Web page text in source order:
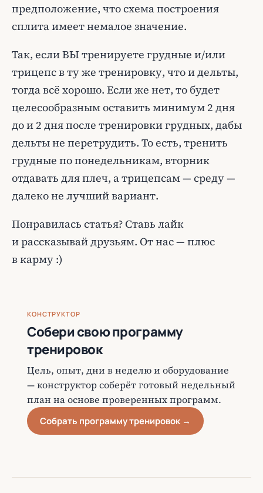
предположение, что схема построения
сплита имеет немалое значение.
Так, если ВЫ тренируете грудные и/или
трицепс в ту же тренировку, что и дельты,
тогда всё хорошо. Если же нет, то будет
целесообразным оставить минимум 2 дня
до и 2 дня после тренировки грудных, дабы
дельты не перетрудить. То есть, тренить
грудные по понедельникам, вторник
отдавать для плеч, а трицепсам — среду —
далеко не лучший вариант.
Понравилась статья? Ставь лайк
и рассказывай друзьям. От нас — плюс
в карму :)
КОНСТРУКТОР
Собери свою программу
тренировок
Цель, опыт, дни в неделю и оборудование
— конструктор соберёт готовый недельный
план на основе проверенных программ.
Собрать программу тренировок →